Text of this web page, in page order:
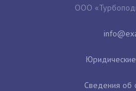
ООО
Сведения об